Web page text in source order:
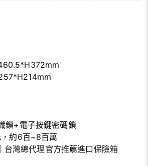
鎖+電子按鍵密碼鎖
約6百~8百萬
台灣總代理官方推薦進口保險箱